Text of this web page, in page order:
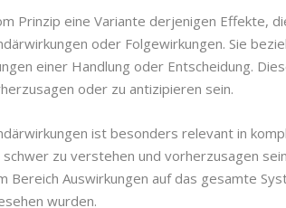
Prinzip eine Variante derjenigen Effekte,
oder Folgewirkungen. Sie
einer Handlung oder Entscheidung.
oder zu antizipieren sein.
ist besonders relevant in
zu verstehen und vorherzusagen
Bereich Auswirkungen auf das gesamte
wurden.